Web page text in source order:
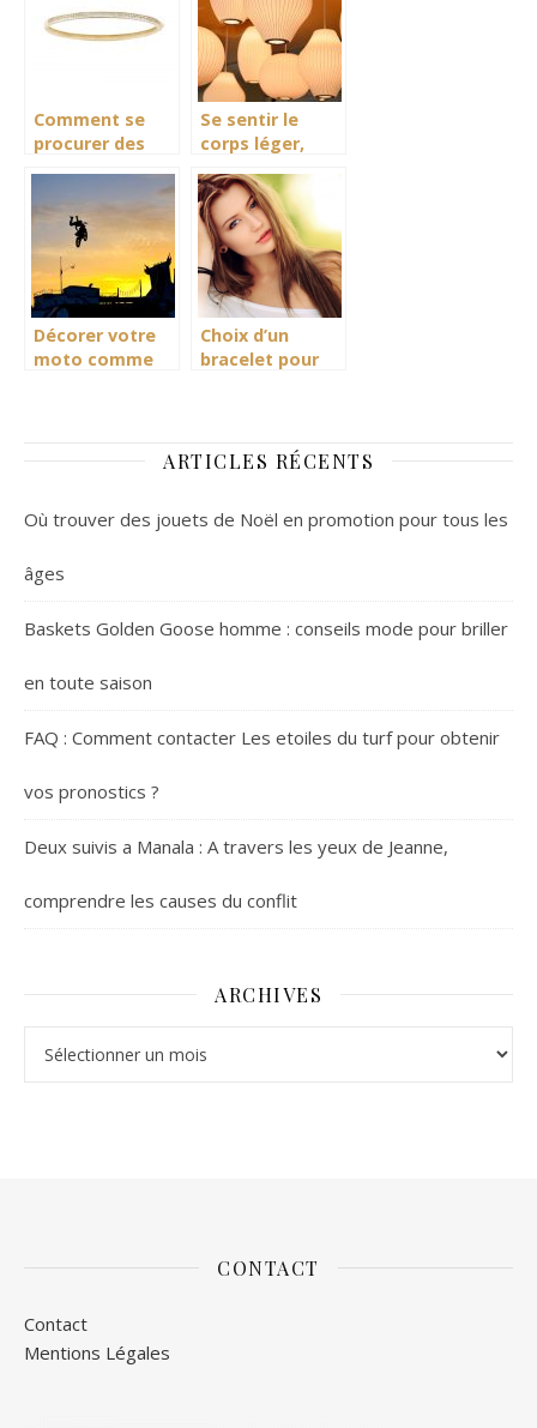
Comment se
procurer des
mesure et
authentiques?
Se sentir le
corps léger,
luminothérapie
Décorer votre
moto comme
Choix d’un
bracelet pour
ARTICLES RÉCENTS
Où trouver des jouets de Noël en promotion pour tous les
âges
Baskets Golden Goose homme : conseils mode pour briller
en toute saison
FAQ : Comment contacter Les etoiles du turf pour obtenir
vos pronostics ?
Deux suivis a Manala : A travers les yeux de Jeanne,
comprendre les causes du conflit
ARCHIVES
CONTACT
Contact
Mentions Légales